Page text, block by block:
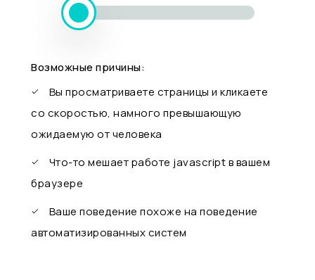
Возможные причины:
Вы просматриваете страницы и кликаете
со скоростью, намного превышающую
ожидаемую от человека
Что-то мешает работе javascript в вашем
браузере
Ваше поведение похоже на поведение
автоматизированных систем